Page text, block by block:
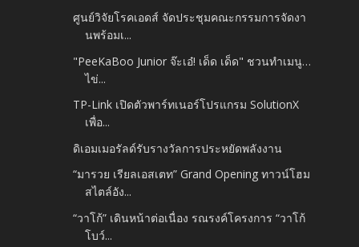
ศูนย์วิจัยโรคเอดส์ จัดประชุมคณะกรรมการจัดงา
นพร้อมเ...
"PeeKaBoo Junior จ๊ะเอ๋! เด็ด เด็ด" ชวนทำเมนู…
ไข่...
TP-Link เปิดตัวพาร์ทเนอร์โปรแกรม SolutionX
เพื่อ...
ดิเอมเมอรัลด์รับรางวัลการประหยัดพลังงาน
“มารวย เรียลเอสเตท” Grand Opening ทาวน์โฮม
สไตล์อัง...
“วาโก้” เดินหน้าต่อเนื่อง รณรงค์โครงการ “วาโก้
โบว์...